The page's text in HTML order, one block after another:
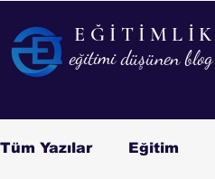
EĞİTİMLİK
eğitimi düşünen blog
Tüm Yazılar Eğitim
EĞİTİMLİK
eğitimi düşünen blog